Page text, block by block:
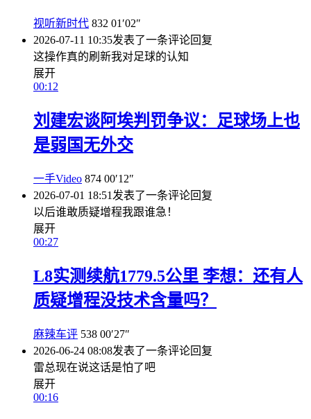
视听新时代 832 01′02″
2026-07-11 10:35发表了一条评论回复
这操作真的刷新我对足球的认知
展开
00:12
刘建宏谈阿埃判罚争议：足球场上也
是弱国无外交
一手Video 874 00′12″
2026-07-01 18:51 发表了一条评论回复
以后谁敢质疑增程我跟谁急！
展开
00:27
L8实测续航1779.5公里 李想：还有人
质疑增程没技术含量吗？
麻辣车评 538 00′27″
2026-06-24 08:08发表了一条评论回复
雷总现在说这话是怕了吧
展开
00:16